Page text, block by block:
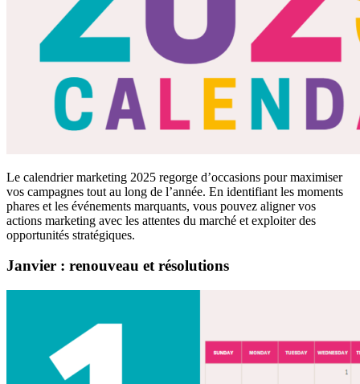
Le calendrier marketing 2025 regorge d’occasions pour maximiser
vos campagnes tout au long de l’année. En identifiant les moments
phares et les événements marquants, vous pouvez aligner vos
actions marketing avec les attentes du marché et exploiter des
opportunités stratégiques.
Janvier : renouveau et résolutions